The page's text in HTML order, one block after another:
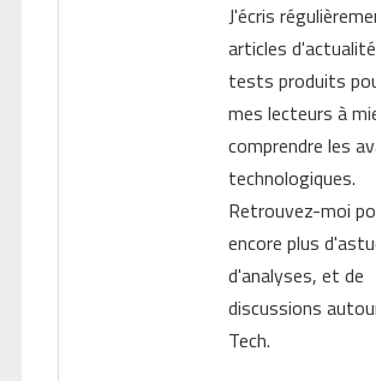
J'écris
articles
tests produits
mes lecteurs à
comprendre les
technologiques.
Retrouvez-moi
encore plus
d'analyses, et de
discussions
Tech.